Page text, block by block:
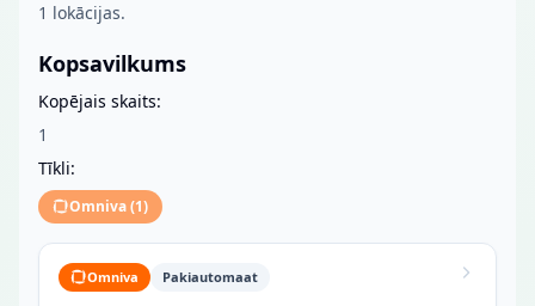
1 lokācijas.
Kopsavilkums
Kopējais skaits:
1
Tīkli:
Omniva(1)
Omniva Pakiautomaat